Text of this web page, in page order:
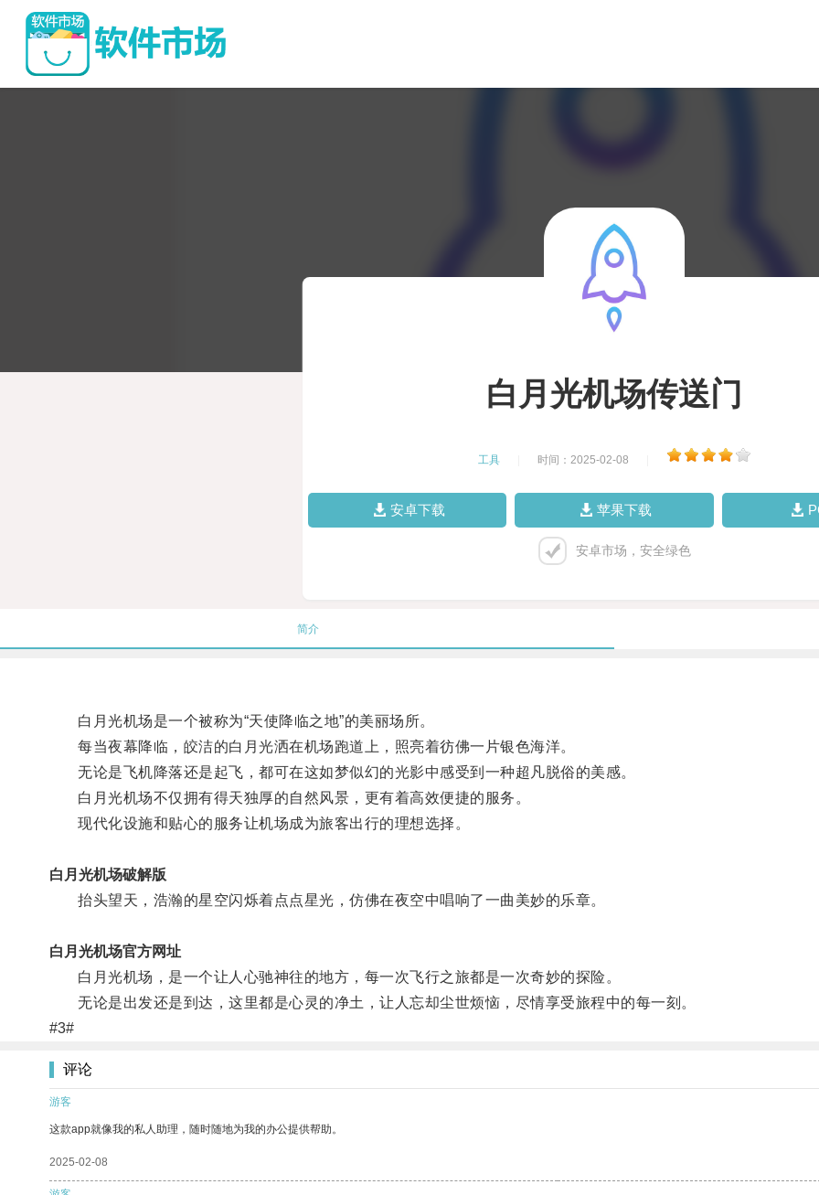
白月光机场传送门
工具 时间：2025-02-08
安卓下载 苹果下载
安卓市场，安全绿色
简介
白月光机场是一个被称为“天使降临之地”的美丽场所。
每当夜幕降临，皎洁的白月光洒在机场跑道上，照亮着彷佛一片银色海洋。
无论是飞机降落还是起飞，都可在这如梦似幻的光影中感受到一种超凡脱俗的美感。
白月光机场不仅拥有得天独厚的自然风景，更有着高效便捷的服务。
现代化设施和贴心的服务让机场成为旅客出行的理想选择。
白月光机场破解版
抬头望天，浩瀚的星空闪烁着点点星光，仿佛在夜空中唱响了一曲美妙的乐章。
白月光机场官方网址
白月光机场，是一个让人心驰神往的地方，每一次飞行之旅都是一次奇妙的探险。
无论是出发还是到达，这里都是心灵的净土，让人忘却尘世烦恼，尽情享受旅程中的每一刻。
#3#
评论
游客
这款app就像我的私人助理，随时随地为我的办公提供帮助。
2025-02-08